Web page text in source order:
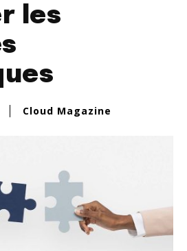
les
Cloud Magazine